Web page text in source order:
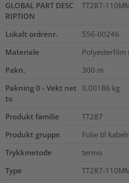
GLOBAL PART DESC
RIPTION
TT287-
Lokalt ordrenr.
556-00246
Materiale
Polyesterfilm
Pakn.
300 m
Pakning 0 - Vekt net
to
0.00186 kg
Produkt familie
TT287
Produkt gruppe
Folie til
Trykkmetode
termo
Type
TT287-